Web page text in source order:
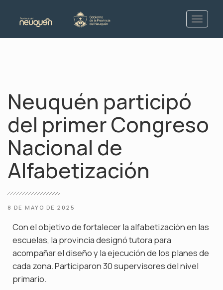
Neuquén participó
del primer Congreso
Nacional de
Alfabetización
8 DE MAYO DE 2025
Con el objetivo de fortalecer la alfabetización en las
escuelas, la provincia designó tutora para
acompañar el diseño y la ejecución de los planes de
cada zona. Participaron 30 supervisores del nivel
primario.